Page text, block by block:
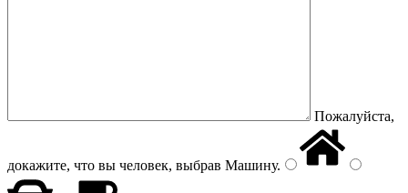
Пожалуйста,
докажите, что вы человек, выбрав Машину.